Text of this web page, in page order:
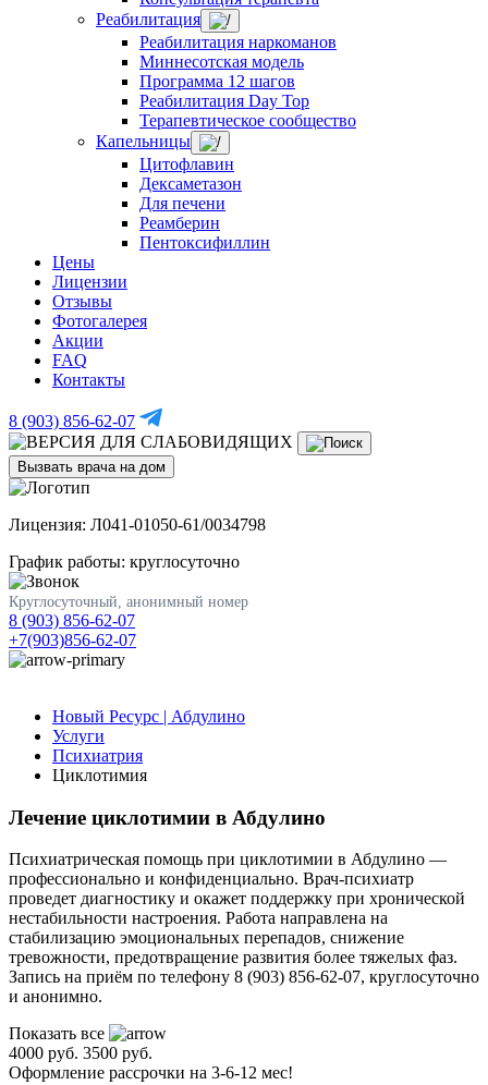
Реабилитация
Реабилитация наркоманов
Миннесотская модель
Программа 12 шагов
Реабилитация Day Top
Терапевтическое сообщество
Капельницы
Цитофлавин
Дексаметазон
Для печени
Реамберин
Пентоксифиллин
Цены
Лицензии
Отзывы
Фотогалерея
Акции
FAQ
Контакты
8 (903) 856-62-07
Вызвать врача на дом
Лицензия: Л041-01050-61/0034798
График работы: круглосуточно
Круглосуточный, анонимный номер
8 (903) 856-62-07
+7(903)856-62-07
Новый Ресурс | Абдулино
Услуги
Психиатрия
Циклотимия
Лечение циклотимии в Абдулино
Психиатрическая помощь при циклотимии в Абдулино —
профессионально и конфиденциально. Врач-психиатр
проведет диагностику и окажет поддержку при хронической
нестабильности настроения. Работа направлена на
стабилизацию эмоциональных перепадов, снижение
тревожности, предотвращение развития более тяжелых фаз.
Запись на приём по телефону 8 (903) 856-62-07, круглосуточно
и анонимно.
Показать все
4000 руб. 3500 руб.
Оформление рассрочки на 3-6-12 мес!